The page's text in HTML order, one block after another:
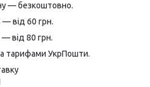
— безкоштовно.
від 60 грн.
від 80 грн.
тарифами УкрПошти.